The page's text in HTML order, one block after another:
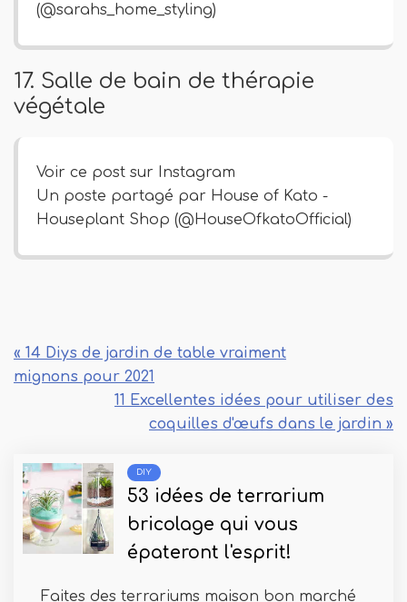
(@sarahs_home_styling)
17. Salle de bain de thérapie
végétale
Voir ce post sur Instagram
Un poste partagé par House of Kato -
Houseplant Shop (@HouseOfkatoOfficial)
« 14 Diys de jardin de table vraiment
mignons pour 2021
11 Excellentes idées pour utiliser des
coquilles d'œufs dans le jardin »
DIY
53 idées de terrarium
bricolage qui vous
épateront l'esprit!
Faites des terrariums maison bon marché